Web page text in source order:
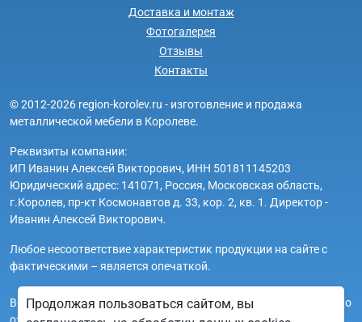
Доставка и монтаж
Фотогалерея
Отзывы
Контакты
© 2012-2026 region-korolev.ru - изготовление и продажа
металлической мебели в Королеве.
Реквизиты компании:
ИП Иванин Алексей Викторович, ИНН 501811145203
Юридический адрес: 141071, Россия, Московская область,
г.Королев, пр-кт Космонавтов д. 33, кор. 2, кв. 1. Директор -
Иванин Алексей Викторович.
Любое несоответствие характеристик продукции на сайте с
фактическими – является опечаткой.
Вся информация на сайте region-korolev.ru носит исключительно
ознакомительный и справочный характер и ни при каких
Продолжая пользоваться сайтом, вы